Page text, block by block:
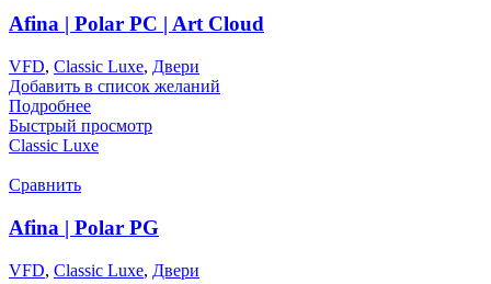
Afina | Polar PC | Art Cloud
VFD, Classic Luxe, Двери
Добавить в список желаний
Подробнее
Быстрый просмотр
Classic Luxe
Сравнить
Afina | Polar PG
VFD, Classic Luxe, Двери